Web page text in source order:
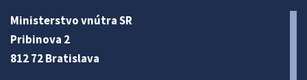
Ministerstvo vnútra SR
Pribinova 2
812 72 Bratislava